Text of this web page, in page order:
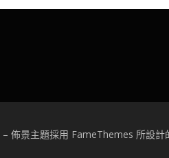
– 佈景主題採用 FameThemes 所設計